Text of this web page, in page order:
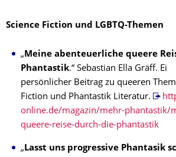
Science Fiction und LGBTQ-Themen
„ Meine abenteuerliche queere
Phantastik.“ Sebastian Ella Gräff.
persönlicher Beitrag zu queeren
Fiction und Phantastik Literatur.
online.de/magazin/mehr-phantastik/
queere-reise-durch-die-phantastik
„ Lasst uns progressive Phantasik